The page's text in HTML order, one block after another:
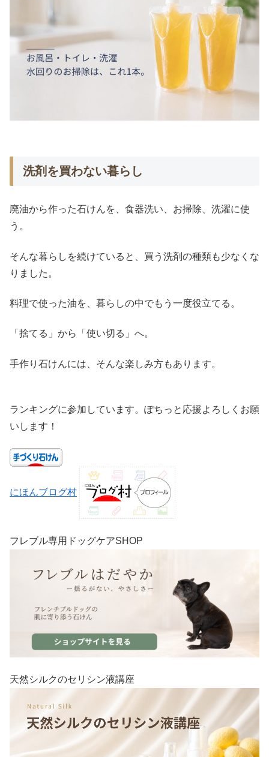
洗剤を買わない暮らし
廃油から作った石けんを、食器洗い、お掃除、洗濯に使
う。
そんな暮らしを続けていると、買う洗剤の種類も少なくな
りました。
料理で使った油を、暮らしの中でもう一度役立てる。
「捨てる」から「使い切る」へ。
手作り石けんには、そんな楽しみ方もあります。
ランキングに参加しています。ぽちっと応援よろしくお願
いします！
にほんブログ村
フレブル専用ドッグケアSHOP
天然シルクのセリシン液講座